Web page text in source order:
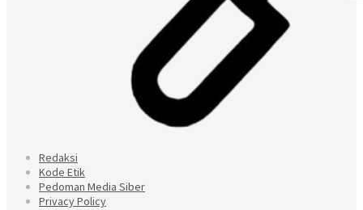
Redaksi
Kode Etik
Pedoman Media Siber
Privacy Policy